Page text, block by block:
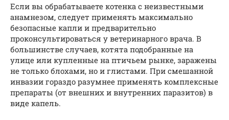
Если вы обрабатываете котенка с неизвестными
анамнезом, следует применять максимально
безопасные капли и предварительно
проконсультироваться у ветеринарного врача. В
большинстве случаев, котята подобранные на
улице или купленные на птичьем рынке, заражены
не только блохами, но и глистами. При смешанной
инвазии гораздо разумнее применять комплексные
препараты (от внешних и внутренних паразитов) в
виде капель.